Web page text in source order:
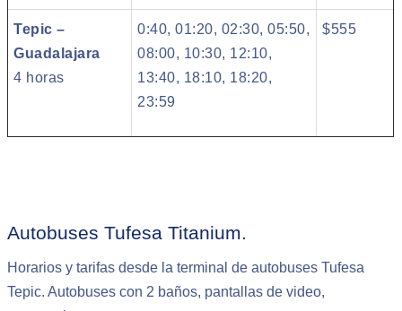
Tepic –
Guadalajara
4 horas
0:40, 01:20, 02:30, 05:50,
08:00, 10:30, 12:10,
13:40, 18:10, 18:20,
23:59
$555
Autobuses Tufesa Titanium.
Horarios y tarifas desde la terminal de autobuses Tufesa
Tepic. Autobuses con 2 baños, pantallas de video,